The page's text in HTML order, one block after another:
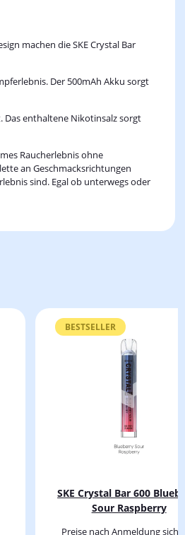
machen die SKE Crystal Bar
Der 500mAh Akku sorgt
Das enthaltene Nikotinsalz sorgt
Raucherlebnis ohne
an Geschmacksrichtungen
sind. Egal ob unterwegs oder
BESTSELLER
SKE Crystal Bar 600
Sour Raspberry
Preise nach Anmeldung